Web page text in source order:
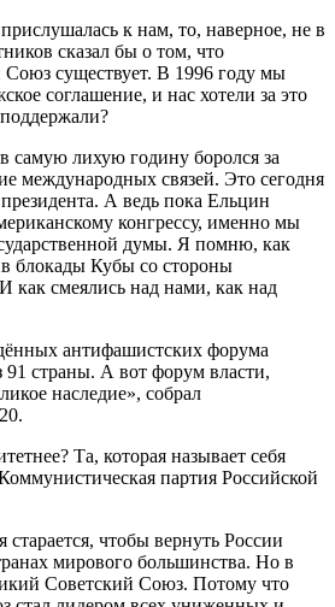
к нам, то, наверное, не в
сказал бы о том, что
существует. В 1996 году мы
соглашение, и нас хотели за это
самую лихую годину боролся за
международных связей. Это сегодня
А ведь пока Ельцин
конгрессу, именно мы
думы. Я помню, как
блокады Кубы со стороны
смеялись над нами, как над
антифашистских форума
91 страны. А вот форум власти,
наследие», собрал
Та, которая называет себя
партия Российской
старается, чтобы вернуть России
мирового большинства. Но в
Советский Союз. Потому что